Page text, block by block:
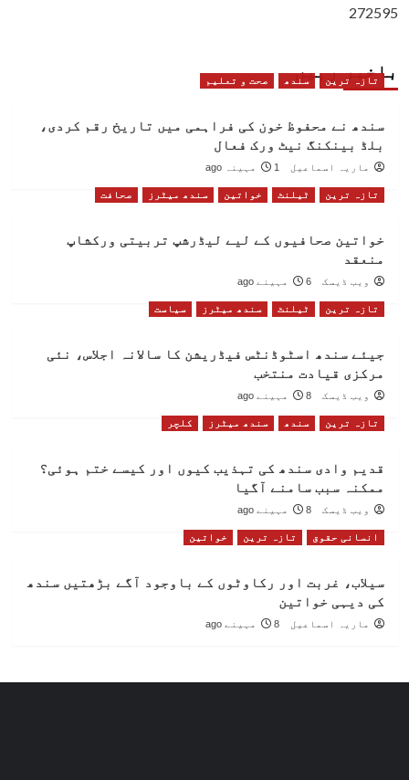
272595
باخبر رہیں
تازہ ترین سندھ صحت و تعلیم
سندھ نے محفوظ خون کی فراہمی میں تاریخ رقم کردی،
بلڈ بینکنگ نیٹ ورک فعال
ماریہ اسماعیل 1 مہینہ ago
تازہ ترین ٹیلنٹ خواتین سندھ میٹرز صحافت
خواتین صحافیوں کے لیے لیڈرشپ تربیتی ورکشاپ
منعقد
ویب ڈیسک 6 مہینے ago
تازہ ترین ٹیلنٹ سندھ میٹرز سیاست
جیئے سندھ اسٹوڈنٹس فیڈریشن کا سالانہ اجلاس، نئی
مرکزی قیادت منتخب
ویب ڈیسک 8 مہینے ago
تازہ ترین سندھ سندھ میٹرز کلچر
قدیم وادی سندھ کی تہذیب کیوں اور کیسے ختم ہوئی؟
ممکنہ سبب سامنے آگیا
ویب ڈیسک 8 مہینے ago
انسانی حقوق تازہ ترین خواتین
سیلاب، غربت اور رکاوٹوں کے باوجود آگے بڑھتیں سندھ
کی دیہی خواتین
ماریہ اسماعیل 8 مہینے ago